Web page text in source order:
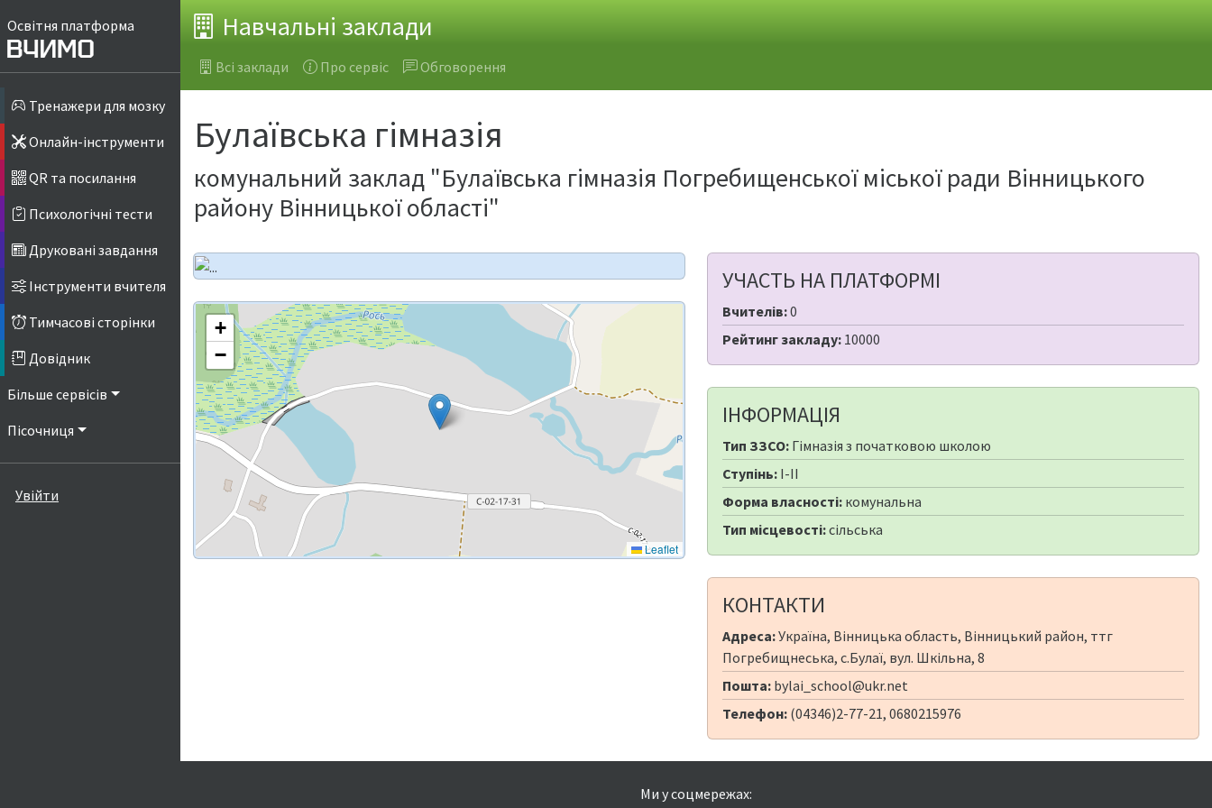
Освітня платформа
Тренажери для мозку
Онлайн-інструменти
QR та посилання
Психологічні тести
Друковані завдання
Інструменти вчителя
Тимчасові сторінки
Довідник
Більше сервісів
Пісочниця
Увійти
Навчальні заклади
Всі заклади Про сервіс Обговорення
Булаївська гімназія
комунальний заклад "Булаївська гімназія Погребищенської міської ради Вінницького
району Вінницької області"
+
−
Leaflet
УЧАСТЬ НА ПЛАТФОРМІ
Вчителів:0
Рейтинг закладу: 10000
ІНФОРМАЦІЯ
Тип ЗЗСО: Гімназія з початковою школою
Ступінь: I-II
Форма власності: комунальна
Тип місцевості:сільська
КОНТАКТИ
Адреса:Україна, Вінницька область, Вінницький район, ттг
Погребищнеська, с.Булаї, вул. Шкільна, 8
Пошта: bylai_school@ukr.net
Телефон: (04346)2-77-21, 0680215976
Ми у соцмережах: